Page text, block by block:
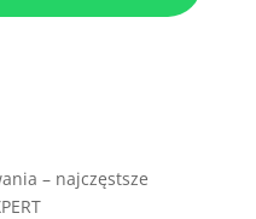
– najczęstsze